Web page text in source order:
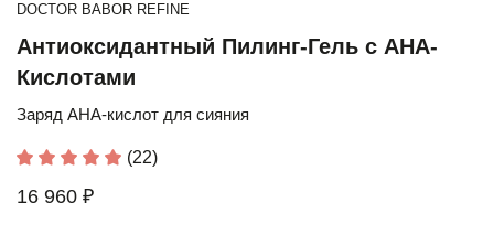
DOCTOR BABOR REFINE
Антиоксидантный Пилинг-Гель с АНА-
Кислотами
Заряд AHA-кислот для сияния
(22)
16 960 ₽